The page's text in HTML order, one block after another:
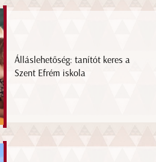
Álláslehetőség: tanítót keres a
Szent Efrém iskola